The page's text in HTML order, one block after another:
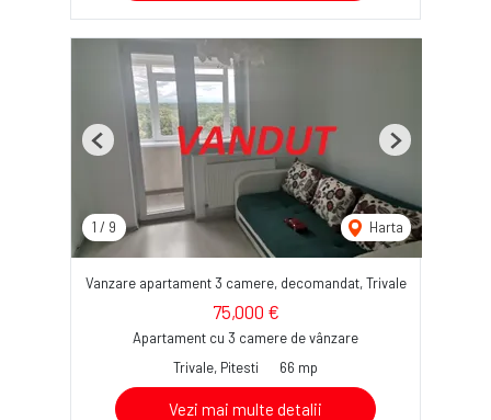
1 / 9 Harta
Previous Next
Vanzare apartament 3 camere, decomandat, Trivale
75,000 €
Apartament cu 3 camere de vânzare
Trivale, Pitesti
66 mp
Vezi mai multe detalii